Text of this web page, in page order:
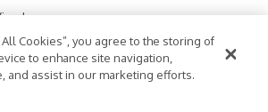
Inc.
Policy
Accessibility Statement
All Cookies”, you agree to the storing of
to enhance site navigation,
and assist in our marketing efforts.